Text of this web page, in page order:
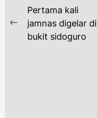
NAVIGASI
POS
Previous
post:
Pertama kali
jamnas digelar di
bukit sidoguro